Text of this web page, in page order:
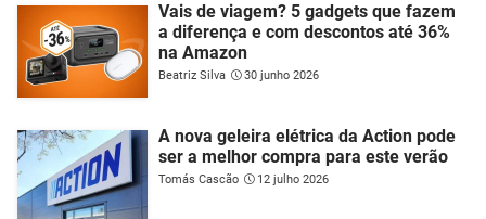
Vais de viagem? 5 gadgets que fazem
a diferença e com descontos até 36%
na Amazon
Beatriz Silva 30 junho 2026
A nova geleira elétrica da Action pode
ser a melhor compra para este verão
Tomás Cascão 12 julho 2026